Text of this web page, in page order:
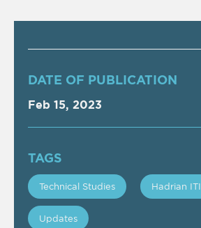
DATE OF PUBLICATION
Feb 15, 2023
TAGS
Technical Studies Hadrian ITI
Updates